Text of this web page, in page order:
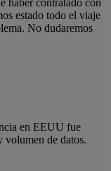
haber contratado con
estado todo el viaje
No dudaremos
en EEUU fue
volumen de datos.